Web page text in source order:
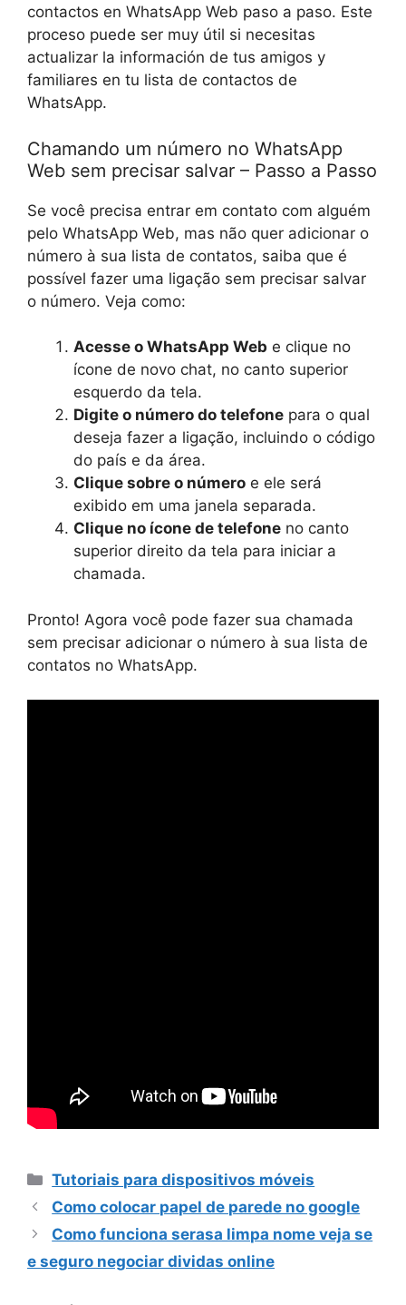
contactos en WhatsApp Web paso a paso. Este
proceso puede ser muy útil si necesitas
actualizar la información de tus amigos y
familiares en tu lista de contactos de
WhatsApp.
Chamando um número no WhatsApp
Web sem precisar salvar – Passo a Passo
Se você precisa entrar em contato com alguém
pelo WhatsApp Web, mas não quer adicionar o
número à sua lista de contatos, saiba que é
possível fazer uma ligação sem precisar salvar
o número. Veja como:
Acesse o WhatsApp Web e clique no
ícone de novo chat, no canto superior
esquerdo da tela.
Digite o número do telefone para o qual
deseja fazer a ligação, incluindo o código
do país e da área.
Clique sobre o número e ele será
exibido em uma janela separada.
Clique no ícone de telefone no canto
superior direito da tela para iniciar a
chamada.
Pronto! Agora você pode fazer sua chamada
sem precisar adicionar o número à sua lista de
contatos no WhatsApp.
Categorias
Tutoriais para dispositivos móveis
Como colocar papel de parede no google
Como funciona serasa limpa nome veja se
e seguro negociar dividas online